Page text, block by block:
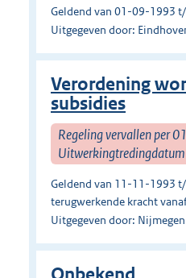
Geldend van 01-09-1993
Uitgegeven door:
Verordening
subsidies
Regeling vervallen per
Geldend van 11-11-1993
terugwerkende kracht
Uitgegeven door: Nijmegen